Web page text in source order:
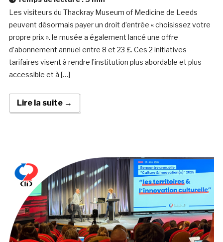
Les visiteurs du Thackray Museum of Medicine de Leeds
peuvent désormais payer un droit d’entrée « choisissez votre
propre prix ». le musée a également lancé une offre
d’abonnement annuel entre 8 et 23 £. Ces 2 initiatives
tarifaires visent à rendre l’institution plus abordable et plus
accessible et à […]
Lire la suite →